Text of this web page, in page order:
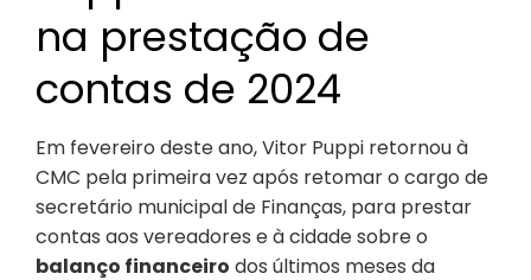
na prestação de
contas de 2024
Em fevereiro deste ano, Vitor Puppi retornou à
CMC pela primeira vez após retomar o cargo de
secretário municipal de Finanças, para prestar
contas aos vereadores e à cidade sobre o
balanço financeiro dos últimos meses da